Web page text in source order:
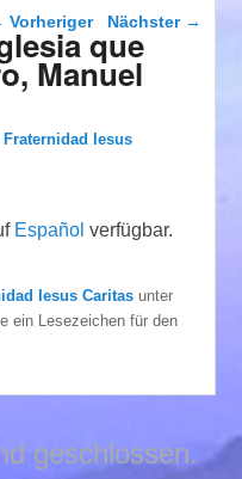
Vorheriger Nächster →
que
Manuel
Fraternidad Iesus
Español verfügbar.
Iesus Caritas unter
ein Lesezeichen für den
geschlossen.